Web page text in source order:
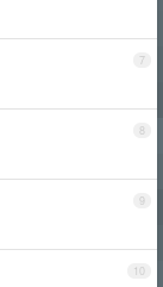
7
8
9
10